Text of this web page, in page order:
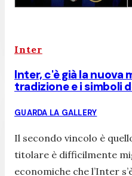
Inter
Inter, c'è già la nuova
tradizione e i simboli
GUARDA LA GALLERY
Il secondo vincolo è
titolare è difficilmente
economiche che l’Inter